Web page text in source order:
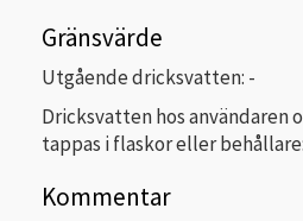
Gränsvärde
Utgående dricksvatten: -
Dricksvatten hos användaren
tappas i flaskor eller
Kommentar